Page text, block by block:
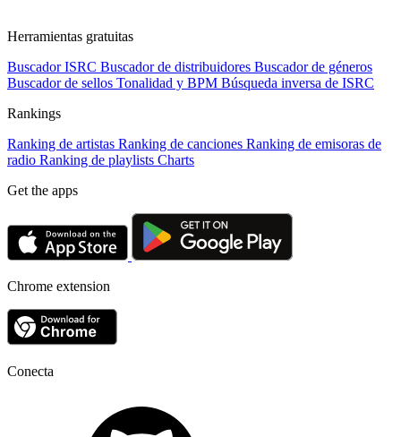
Herramientas gratuitas
Buscador ISRC Buscador de distribuidores Buscador de géneros
Buscador de sellos Tonalidad y BPM Búsqueda inversa de ISRC
Rankings
Ranking de artistas Ranking de canciones Ranking de emisoras de
radio Ranking de playlists Charts
Get the apps
Chrome extension
Conecta